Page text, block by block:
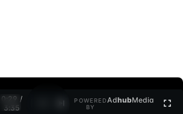
0:30 /
3:35
POWERED
BY
AdhubMedia